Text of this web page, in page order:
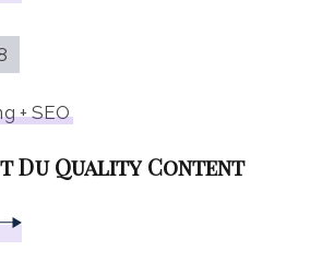
+ SEO
Du Quality Content